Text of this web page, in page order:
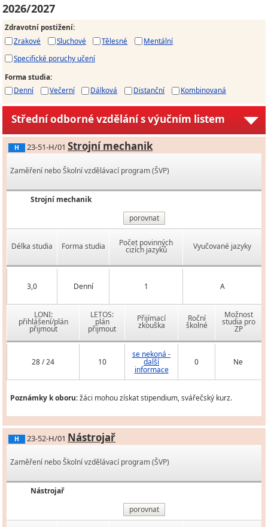
2026/2027
Zdravotní postižení:
Zrakové
Sluchové Tělesné
Mentální
Specifické poruchy učení
Forma studia:
Denní
Večerní Dálková Distanční Kombinovaná
Střední odborné vzdělání s výučním listem
H 23-51-H/01 Strojní mechanik
Zaměření nebo Školní vzdělávací program (ŠVP)
Strojní mechanik
porovnat
Délka studia Forma studia Počet povinných
cizích jazyků Vyučované jazyky
3,0 Denní 1 A
LONI:
přihlášení/plán
přijmout
LETOS:
plán
přijmout
Přijímací
zkouška
Roční
školné
Možnost
studia pro
ZP
28 / 24 10
se nekoná -
další
informace
0 Ne
Poznámky k oboru:žáci mohou získat stipendium, svářečský kurz.
H 23-52-H/01 Nástrojař
Zaměření nebo Školní vzdělávací program (ŠVP)
Nástrojař
porovnat